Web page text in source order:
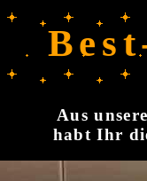
Aus
habt Ihr